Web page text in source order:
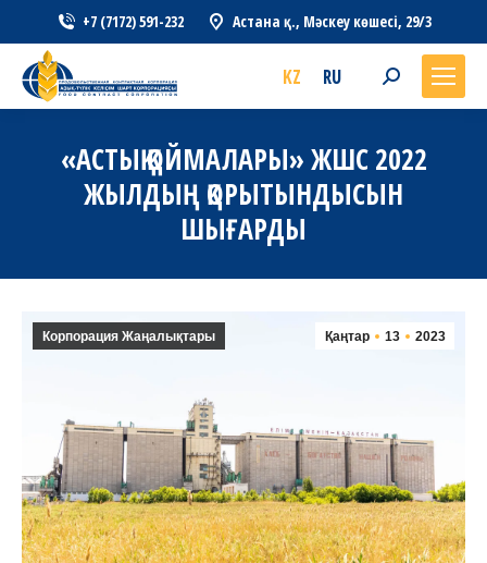
+7 (7172) 591-232 Астана қ., Мәскеу көшесі, 29/3
KZ RU Search:
«АСТЫҚ ҚОЙМАЛАРЫ» ЖШС 2022
ЖЫЛДЫҢ ҚОРЫТЫНДЫСЫН
ШЫҒАРДЫ
Қаңтар 13 2023
Корпорация Жаңалықтары